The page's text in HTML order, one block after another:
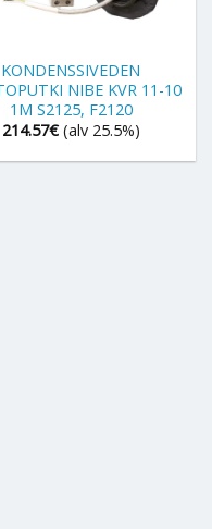
KONDENSSIVEDEN
NIBE KVR 11-10
1M S2125, F2120
214.57€ (alv 25.5%)